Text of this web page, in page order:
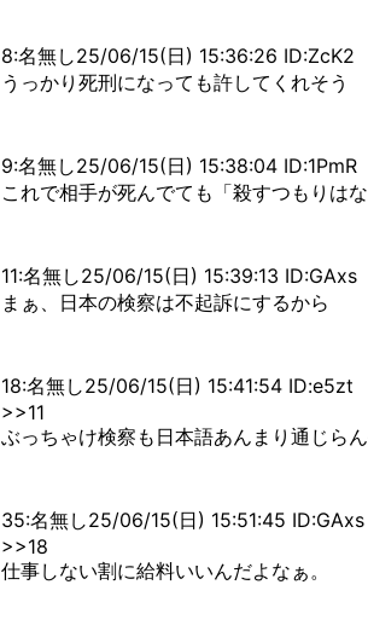
8:名無し25/06/15(日) 15:36:26 ID:ZcK2
うっかり死刑になっても許してくれそう
9:名無し25/06/15(日) 15:38:04 ID:1PmR
これで相手が死んでても「殺すつもりは
11:名無し25/06/15(日) 15:39:13 ID:GAxs
まぁ、日本の検察は不起訴にするから
18:名無し25/06/15(日) 15:41:54 ID:e5zt
>>11
ぶっちゃけ検察も日本語あんまり通じら
35:名無し25/06/15(日) 15:51:45 ID:GAxs
>>18
仕事しない割に給料いいんだよなぁ。